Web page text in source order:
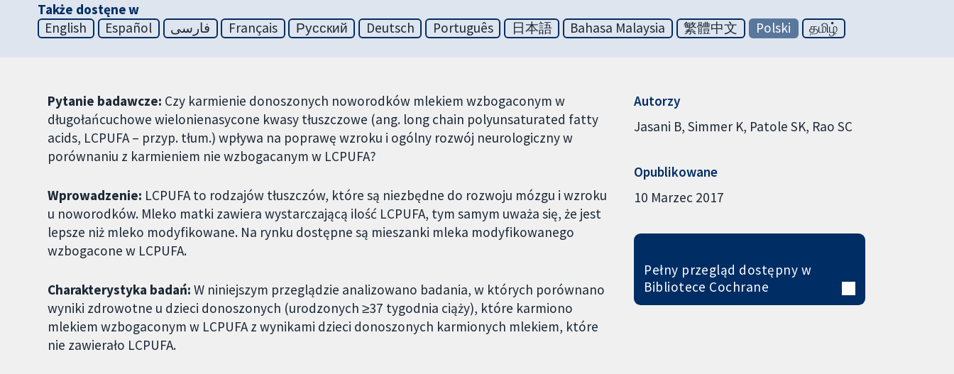
Także dostęne w
English
Español فارسی Français Русский Deutsch Português 日本語 Bahasa Malaysia 繁體中文 Polski தமிழ்
Pytanie badawcze: Czy karmienie donoszonych noworodków mlekiem wzbogaconym w
długołańcuchowe wielonienasycone kwasy tłuszczowe (ang. long chain polyunsaturated fatty
acids, LCPUFA – przyp. tłum.) wpływa na poprawę wzroku i ogólny rozwój neurologiczny w
porównaniu z karmieniem nie wzbogacanym w LCPUFA?
Wprowadzenie: LCPUFA to rodzajów tłuszczów, które są niezbędne do rozwoju mózgu i wzroku
u noworodków. Mleko matki zawiera wystarczającą ilość LCPUFA, tym samym uważa się, że jest
lepsze niż mleko modyfikowane. Na rynku dostępne są mieszanki mleka modyfikowanego
wzbogacone w LCPUFA.
Charakterystyka badań: W niniejszym przeglądzie analizowano badania, w których porównano
wyniki zdrowotne u dzieci donoszonych (urodzonych ≥37 tygodnia ciąży), które karmiono
mlekiem wzbogaconym w LCPUFA z wynikami dzieci donoszonych karmionych mlekiem, które
nie zawierało LCPUFA.
Autorzy
Jasani B Simmer K Patole SK Rao SC
Opublikowane
10 Marzec 2017
Pełny przegląd dostępny w
Bibliotece Cochrane